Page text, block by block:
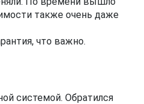
также очень даже
что важно.
системой. Обратился